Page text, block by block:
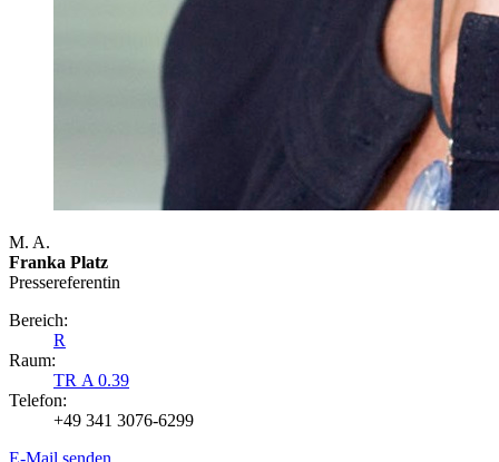
M. A.
Franka Platz
Presse­referentin
Bereich:
R
Raum:
TR A 0.39
Telefon:
+49 341 3076-6299
E-Mail senden